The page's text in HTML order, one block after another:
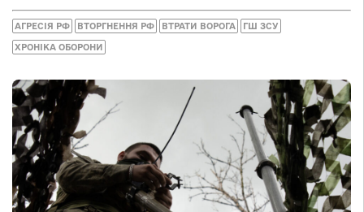
АГРЕСІЯ РФ ВТОРГНЕННЯ РФ ВТРАТИ ВОРОГА ГШ ЗСУ
ХРОНІКА ОБОРОНИ